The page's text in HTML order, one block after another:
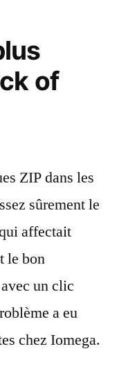
of
ZIP dans les
sûrement le
affectait
le bon
un clic
a eu
chez Iomega.